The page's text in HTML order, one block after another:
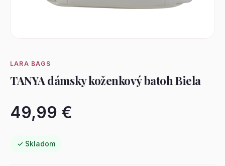
LARA BAGS
TANYA dámsky koženkový batoh Biela
49,99 €
✓ Skladom